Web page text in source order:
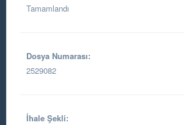
Tamamlandı
Dosya Numarası:
2529082
İhale Şekli: